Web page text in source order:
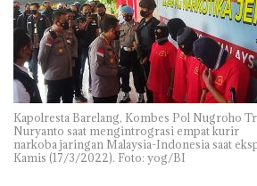
Kapolresta Barelang, Kombes Pol Nugroho
Nuryanto saat mengintrograsi empat kurir
narkoba jaringan Malaysia-Indonesia saat
Kamis (17/3/2022). Foto: yog/BI